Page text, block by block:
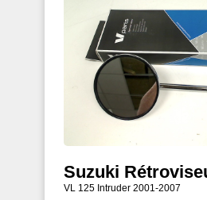
Suzuki
VL 125 Intruder 2001-2007